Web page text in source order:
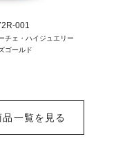
001
チェ・ハイジュエリー
ゴールド
一覧を見る